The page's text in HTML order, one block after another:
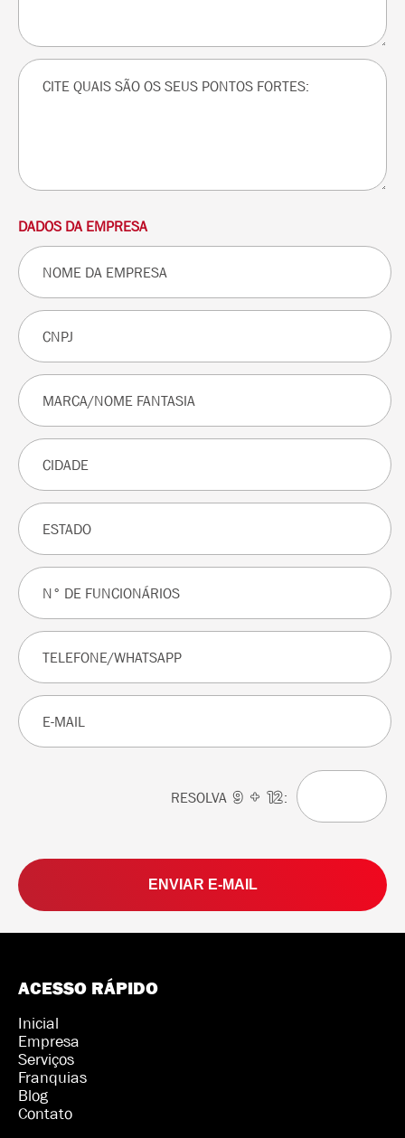
DADOS DA EMPRESA
RESOLVA :
análise prévia.
ACESSO RÁPIDO
Inicial
Empresa
Serviços
Franquias
Blog
Contato